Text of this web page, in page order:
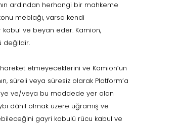
ardından herhangi bir mahkeme
meblağı, varsa kendi
ve beyan eder. Kamion,
değildir.
etmeyeceklerini ve Kamion’un
süreli veya süresiz olarak Platform’a
ve/veya bu maddede yer alan
dâhil olmak üzere uğramış ve
gayri kabulü rücu kabul ve